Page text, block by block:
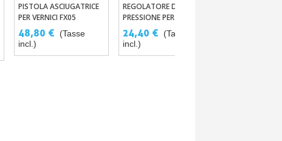
Aggiungi Al Carrello
PISTOLA ASCIUGATRICE
PER VERNICI FX05
48,80 €
(Tasse
incl.)
Aggiungi Al Carrello
REGOLATORE DI
PRESSIONE PER PISTOLA
A VERNICE
24,40 €
(Tasse
incl.)